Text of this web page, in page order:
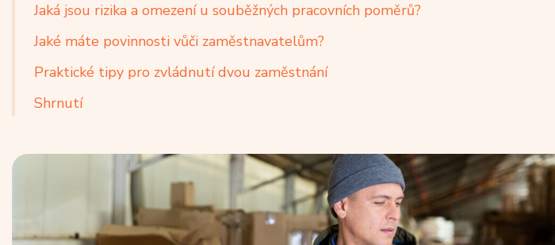
Jaká jsou rizika a omezení u souběžných pracovních poměrů?
Jaké máte povinnosti vůči zaměstnavatelům?
Praktické tipy pro zvládnutí dvou zaměstnání
Shrnutí